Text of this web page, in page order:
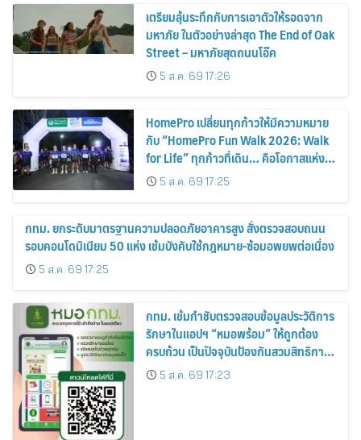
เตรียมลุ้นระทึกกับการเอาตัวให้รอดจาก
มหาภัย ในตัวอย่างล่าสุด The End of Oak
Street – มหาภัยสุดถนนโอ๊ค
5 ส.ค. 69 17:26
HomePro เปลี่ยนทุกก้าวให้มีความหมาย
กับ “HomePro Fun Walk 2026: Walk
for Life” ทุกก้าวที่เดิน… คือโอกาสแห่ง
การมีชีวิต
5 ส.ค. 69 17:25
กทม. ยกระดับมาตรฐานความปลอดภัยอาคารสูง สั่งตรวจสอบถนน
รอบคอนโดมิเนียม 50 แห่ง เข้มบังคับใช้กฎหมาย-ซ้อมอพยพต่อเนื่อง
5 ส.ค. 69 17:25
กทม. เข้มกำชับตรวจสอบข้อมูลประวัติการ
รักษาในแอปฯ “หมอพร้อม” ให้ถูกต้อง
ครบถ้วน เป็นปัจจุบันป้องกันสวมสิทธิการ
รักษา5 ส.ค. 69 17:23